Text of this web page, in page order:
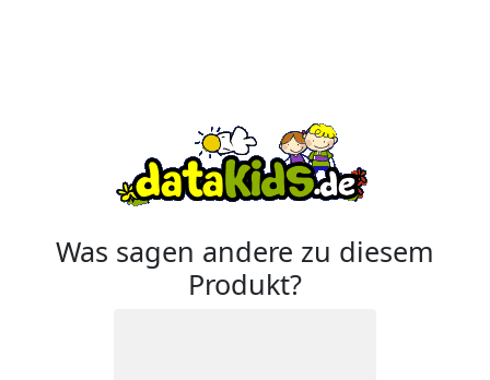
Was sagen andere zu diesem
Produkt?